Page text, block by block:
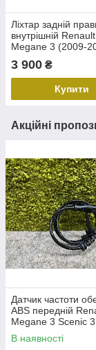
Ліхтар задній
внутрішній Renault
Megane 3 (2009-
(Універсал) меган
3 900 ₴
Купити
Акційні
Датчик частоти
ABS передній
Megane 3 Scenic
Duster Передній
датчик ABS Рено
В наявності